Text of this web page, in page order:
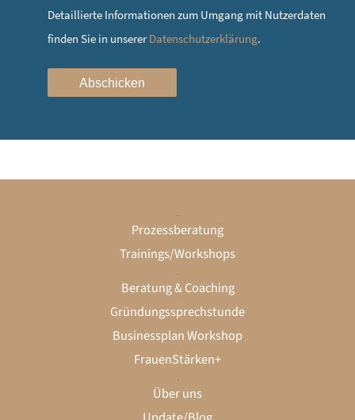
Detaillierte Informationen zum Umgang mit Nutzerdaten
finden Sie in unsererDatenschutzerklärung.
Abschicken
Prozessberatung
Trainings/Workshops
Beratung & Coaching
Gründungssprechstunde
Businessplan Workshop
FrauenStärken+
Über uns